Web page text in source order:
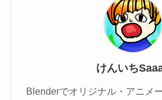
けんいち
Blenderでオリジナル・アニメ